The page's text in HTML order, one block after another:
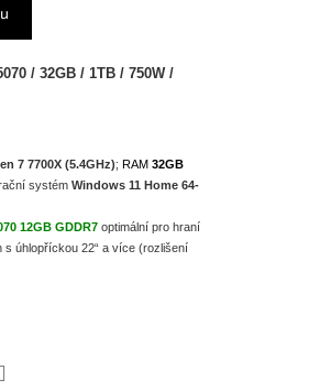
/ 32GB / 1TB / 750W /
+ wifi
7 7700X (5.4GHz); RAM 32GB
systémWindows 11 Home 64-
12GB GDDR7optimální pro hraní
úhlopříckou 22“ a více (rozlišení